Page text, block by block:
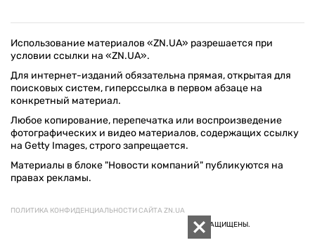
Использование материалов «ZN.UA» разрешается при
условии ссылки на «ZN.UA».
Для интернет-изданий обязательна прямая, открытая для
поисковых систем, гиперссылка в первом абзаце на
конкретный материал.
Любое копирование, перепечатка или воспроизведение
фотографических и видео материалов, содержащих ссылку
на Getty Images, строго запрещается.
Материалы в блоке "Новости компаний" публикуются на
правах рекламы.
ПОЛИТИКА КОНФИДЕНЦИАЛЬНОСТИ САЙТА ZN.UA
© 1994–2026 «ЗЕРКАЛО НЕДЕЛИ. УКРАИНА». ВСЕ ПРАВА ЗАЩИЩЕНЫ.